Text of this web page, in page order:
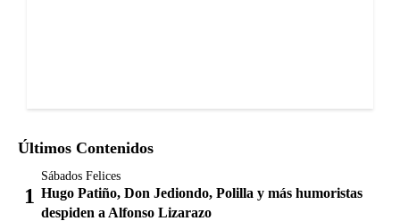
Últimos Contenidos
Sábados Felices
Hugo Patiño, Don Jediondo, Polilla y más humoristas
despiden a Alfonso Lizarazo